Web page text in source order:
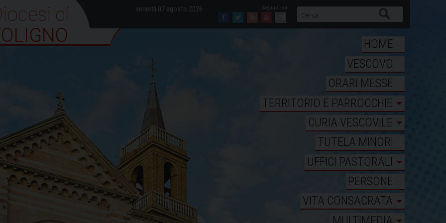
venerdì 07 agosto 2026
Facebook
Twitter
FeedYoutube
Mail
di Foligno
HOME
VESCOVO
ORARI MESSE
TERRITORIO E PARROCCHIE
CURIA VESCOVILE
TUTELA MINORI
UFFICI PASTORALI
PERSONE
VITA CONSACRATA